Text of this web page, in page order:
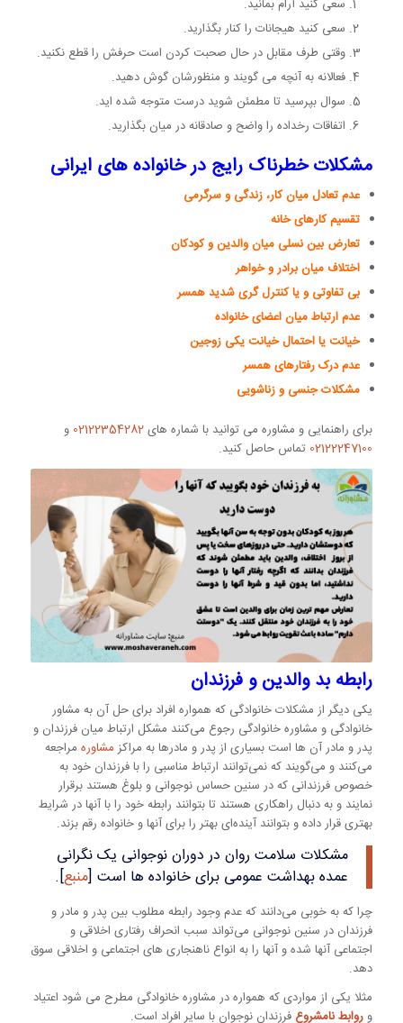
سعی کنید آرام بمانید.
سعی کنید هیجانات را کنار بگذارید.
وقتی طرف مقابل در حال صحبت کردن است حرفش را قطع نکنید.
فعالانه به آنچه می گویند و منظورشان گوش دهید.
سوال بپرسید تا مطمئن شوید درست متوجه شده اید.
اتفاقات رخداده را واضح و صادقانه در میان بگذارید.
مشکلات خطرناک رایج در خانواده های ایرانی
عدم تعادل میان کار، زندگی و سرگرمی
تقسیم کارهای خانه
تعارض بین نسلی میان والدین و کودکان
اختلاف میان برادر و خواهر
بی تفاوتی و یا کنترل گری شدید همسر
عدم ارتباط میان اعضای خانواده
خیانت یا احتمال خیانت یکی زوجین
عدم درک رفتارهای همسر
مشکلات جنسی و زناشویی
برای راهنمایی و مشاوره می توانید با شماره های02122354282 و
02122247100 تماس حاصل کنید.
رابطه بد والدین و فرزندان
یکی دیگر از مشکلات خانوادگی که همواره افراد برای حل آن به مشاور
خانوادگی و مشاوره خانوادگی رجوع می‌کنند مشکل ارتباط میان فرزندان و
پدر و مادر آن ها است بسیاری از پدر و مادرها به مراکز مشاوره مراجعه
می‌کنند و می‌گویند که نمی‌توانند ارتباط مناسبی را با فرزندان خود به
خصوص فرزندانی که در سنین حساس نوجوانی و بلوغ هستند برقرار
نمایند و به دنبال راهکاری هستند تا بتوانند رابطه خود را با آنها در شرایط
بهتری قرار داده و بتوانند آینده‌ای بهتر را برای آنها و خانواده رقم بزند.
مشکلات سلامت روان در دوران نوجوانی یک نگرانی
عمده بهداشت عمومی برای خانواده ها است [منبع].
چرا که به خوبی می‌دانند که عدم وجود رابطه مطلوب بین پدر و مادر و
فرزندان در سنین نوجوانی می‌تواند سبب انحراف رفتاری اخلاقی و
اجتماعی آنها شده و آنها را به انواع ناهنجاری های اجتماعی و اخلاقی سوق
دهد.
مثلا یکی از مواردی که همواره در مشاوره خانوادگی مطرح می شود اعتیاد
و روابط نامشروع فرزندان نوجوان با سایر افراد است.